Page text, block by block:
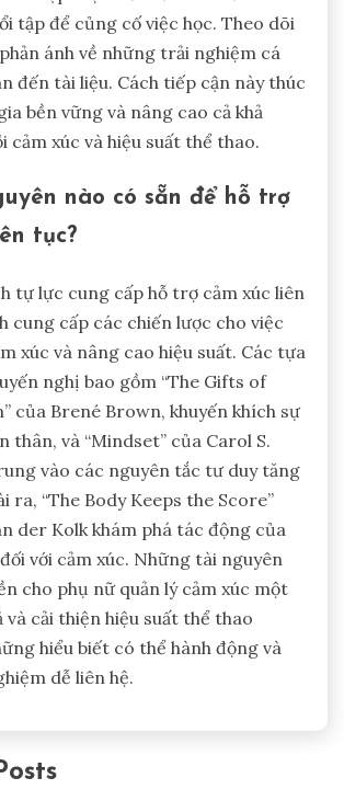
tập để củng cố việc học. Theo dõi
ánh về những trải nghiệm cá
đến tài liệu. Cách tiếp cận này thúc
bền vững và nâng cao cả khả
cảm xúc và hiệu suất thể thao.
nào có sẵn để hỗ trợ
tục?
tự lực cung cấp hỗ trợ cảm xúc liên
cung cấp các chiến lược cho việc
xúc và nâng cao hiệu suất. Các tựa
nghị bao gồm “The Gifts of
của Brené Brown, khuyến khích sự
thân, và “Mindset” của Carol S.
vào các nguyên tắc tư duy tăng
ra, “The Body Keeps the Score”
der Kolk khám phá tác động của
với cảm xúc. Những tài nguyên
cho phụ nữ quản lý cảm xúc một
và cải thiện hiệu suất thể thao
hiểu biết có thể hành động và
dễ liên hệ.